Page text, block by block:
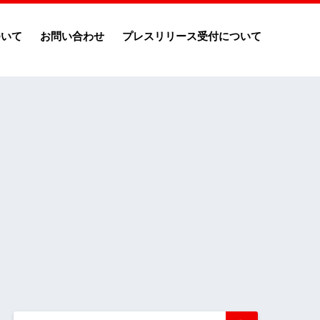
て お問い合わせ プレスリリース受付について